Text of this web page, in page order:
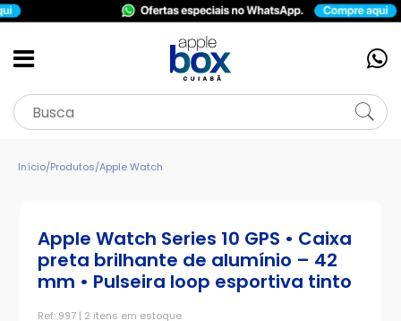
Início/Produtos/Apple Watch
Apple Watch Series 10 GPS • Caixa
preta brilhante de alumínio – 42
mm • Pulseira loop esportiva tinto
Ref: 997 | 2 itens em estoque